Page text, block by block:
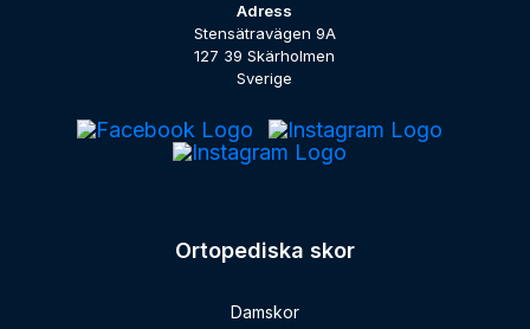
Adress
Stensätravägen 9A
127 39 Skärholmen
Sverige
Ortopediska skor
Damskor